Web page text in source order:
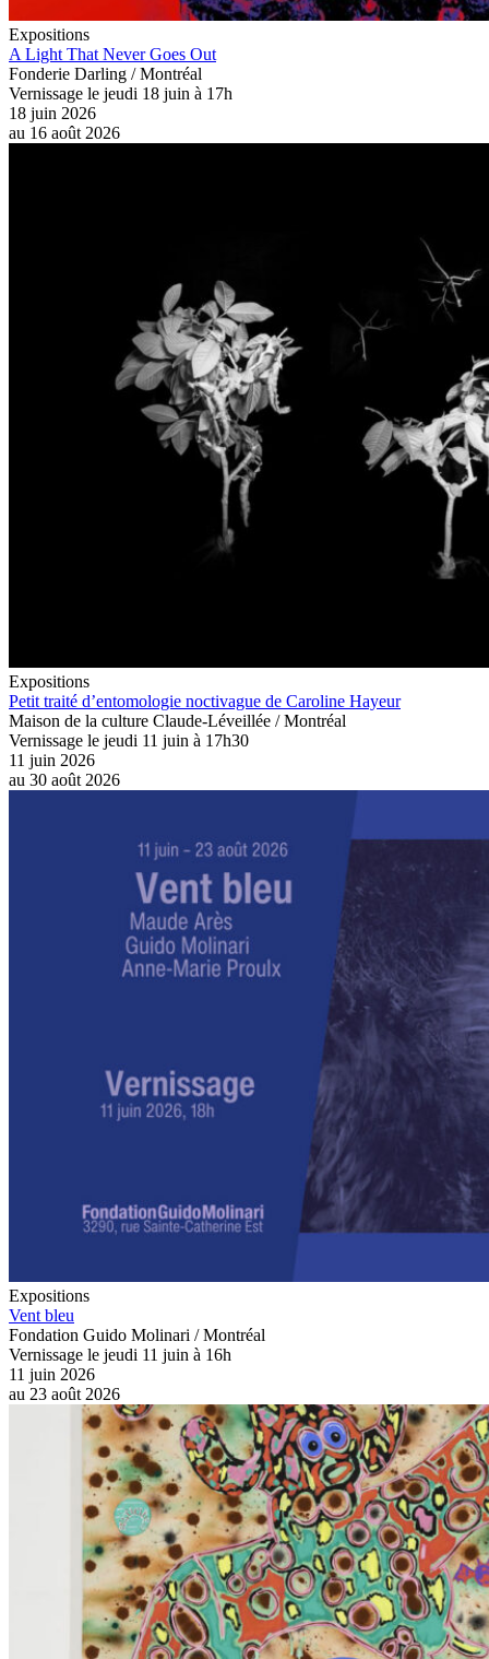
Expositions
A Light That Never Goes Out
Fonderie Darling / Montréal
Vernissage le jeudi 18 juin à 17h
18 juin 2026
au 16 août 2026
Expositions
Petit traité d’entomologie noctivague de Caroline Hayeur
Maison de la culture Claude-Léveillée / Montréal
Vernissage le jeudi 11 juin à 17h30
11 juin 2026
au 30 août 2026
Expositions
Vent bleu
Fondation Guido Molinari / Montréal
Vernissage le jeudi 11 juin à 16h
11 juin 2026
au 23 août 2026